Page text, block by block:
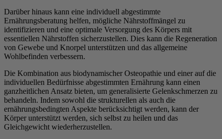
Darüber hinaus kann eine individuell abgestimmte
Ernährungsberatung helfen, mögliche Nährstoffmängel zu
identifizieren und eine optimale Versorgung des Körpers mit
essentiellen Nährstoffen sicherzustellen. Dies kann die Regeneration
von Gewebe und Knorpel unterstützen und das allgemeine
Wohlbefinden verbessern.
Die Kombination aus biodynamischer Osteopathie und einer auf die
individuellen Bedürfnisse abgestimmten Ernährung kann einen
ganzheitlichen Ansatz bieten, um generalisierte Gelenkschmerzen zu
behandeln. Indem sowohl die strukturellen als auch die
ernährungsbedingten Aspekte berücksichtigt werden, kann der
Körper unterstützt werden, sich selbst zu heilen und das
Gleichgewicht wiederherzustellen.